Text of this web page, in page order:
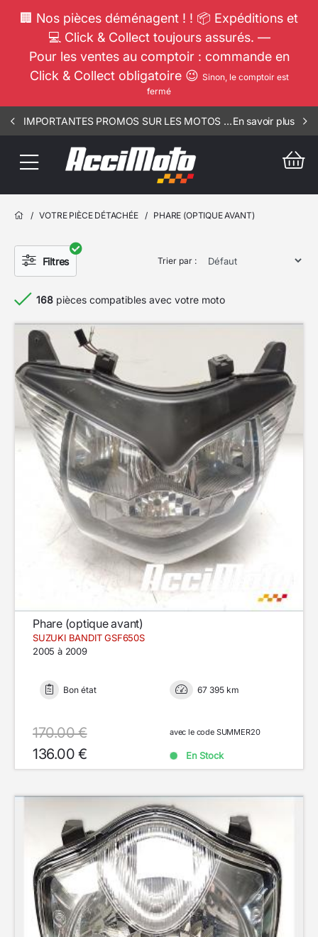
🏢 Nos pièces déménagent ! ! 📦 Expéditions et
💻 Click & Collect toujours assurés. —
Pour les ventes au comptoir : commande en
Click & Collect obligatoire 😉 Sinon, le comptoir est
fermé
IMPORTANTES PROMOS SUR LES MOTOS COMPLETES !!! CONSULTEZ NOS ANNONCES ----- ELEC - RSV - 1002En savoir plus
/ VOTRE PIÈCE DÉTACHÉE / PHARE (OPTIQUE AVANT)
Filtres Trier par :
168 pièces compatibles avec votre moto
Phare (optique avant)
SUZUKI BANDIT GSF650S
2005 à 2009
Bon état 67 395 km
170.00 €
136.00 €
avec le code SUMMER20
En Stock